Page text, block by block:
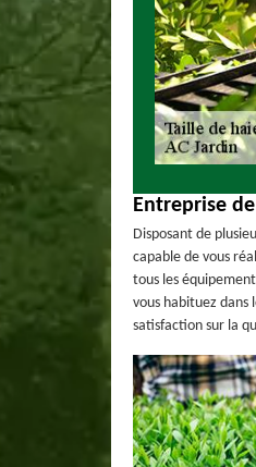
Entreprise
Disposant de
capable de vous
tous les
vous habituez dans
satisfaction sur la